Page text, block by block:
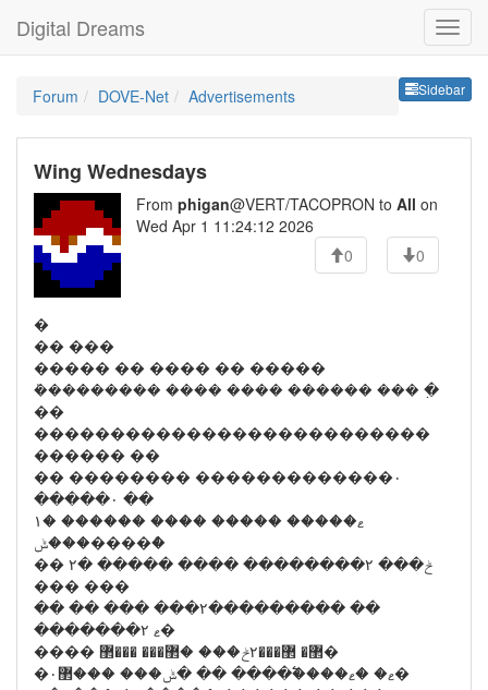
Digital Dreams
Sidebar
Forum DOVE-Net Advertisements
Wing Wednesdays
From phigan@VERT/TACOPRON to All on
Wed Apr 1 11:24:12 2026
0
0
�
�� ���
����� �� ���� �� �����
�ܰ�������� ���� ���� ������ ��� ߲�
��
��������������������������
������ ��
�� �������� �������������۰
�����۰ ��
ޱ����� ����� ���� ������ �۱
���ݰ����ް�
�� ۲� ����� ���� ��������۲ ���ݲ
��� ���
�� �� ��� ���۲��������� ��
�������۲ ޱ�
���� ޲� ޲���۲ݲ��� �޲��� ���޲�
�۰ޱ� �ޱ����߱���� �� �ݰ��� ���޲�